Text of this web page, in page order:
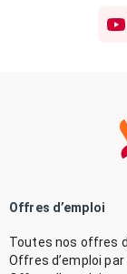
Offres d’emploi
Toutes nos offres
Offres d’emploi par